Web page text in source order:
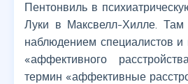
Пентонвиль в
Луки в Максвелл-Хилле. Там
наблюдением специалистов
«аффективного
термин «аффективные